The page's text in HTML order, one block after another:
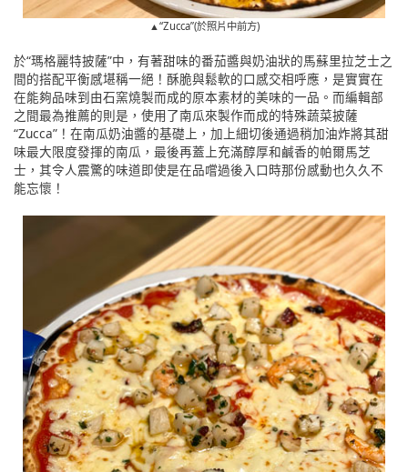
▲“Zucca”(於照片中前方)
於“瑪格麗特披薩”中，有著甜味的番茄醬與奶油狀的馬蘇里拉芝士之
間的搭配平衡感堪稱一絕！酥脆與鬆軟的口感交相呼應，是實實在
在能夠品味到由石窯燒製而成的原本素材的美味的一品。而編輯部
之間最為推薦的則是，使用了南瓜來製作而成的特殊蔬菜披薩
“Zucca”！在南瓜奶油醬的基礎上，加上細切後通過稍加油炸將其甜
味最大限度發揮的南瓜，最後再蓋上充滿醇厚和鹹香的帕爾馬芝
士，其令人震驚的味道即使是在品嚐過後入口時那份感動也久久不
能忘懷！